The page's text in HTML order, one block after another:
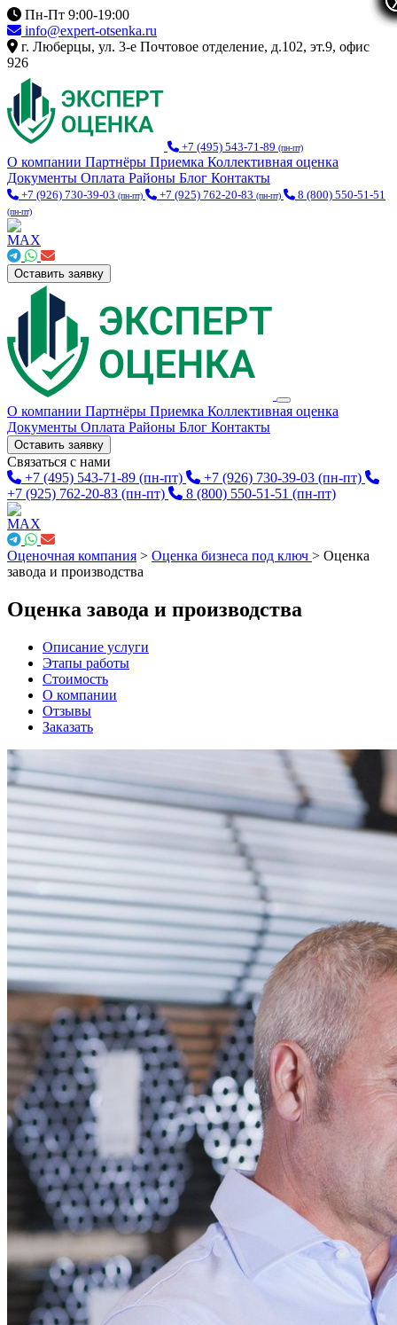
Пн-Пт 9:00-19:00
info@expert-otsenka.ru
г. Люберцы, ул. 3-е Почтовое отделение, д.102, эт.9, офис
926
+7 (495) 543-71-89 (пн-пт)
О компании Партнёры Приемка Коллективная оценка
Документы Оплата Районы Блог Контакты
+7 (926) 730-39-03 (пн-пт) +7 (925) 762-20-83 (пн-пт) 8 (800) 550-51-51
(пн-пт)
Оставить заявку
О компании Партнёры Приемка Коллективная оценка
Документы Оплата Районы Блог Контакты
Оставить заявку
Связаться с нами
+7 (495) 543-71-89 (пн-пт) +7 (926) 730-39-03 (пн-пт)
+7 (925) 762-20-83 (пн-пт) 8 (800) 550-51-51 (пн-пт)
Оценочная компания > Оценка бизнеса под ключ > Оценка
завода и производства
Оценка завода и производства
Описание услуги
Этапы работы
Стоимость
О компании
Отзывы
Заказать